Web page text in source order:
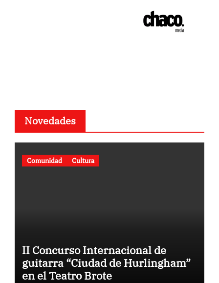
Novedades
Comunidad Cultura
II Concurso Internacional de
guitarra “Ciudad de Hurlingham”
en el Teatro Brote